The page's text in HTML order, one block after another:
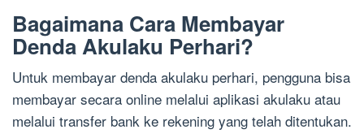
Bagaimana Cara Membayar
Denda Akulaku Perhari?
Untuk membayar denda akulaku perhari, pengguna bisa
membayar secara online melalui aplikasi akulaku atau
melalui transfer bank ke rekening yang telah ditentukan.